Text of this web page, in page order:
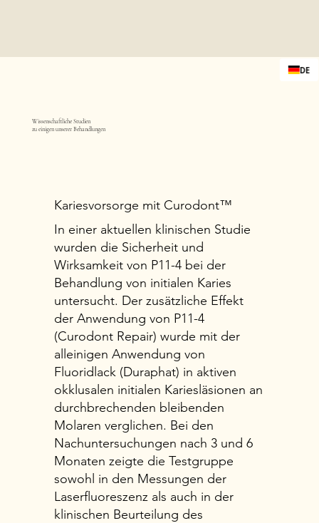
Wissenschaftliche Studien
zu einigen unserer Behandlungen
Kariesvorsorge mit Curodont™
In einer aktuellen klinischen Studie
wurden die Sicherheit und
Wirksamkeit von P11-4 bei der
Behandlung von initialen Karies
untersucht. Der zusätzliche Effekt
der Anwendung von P11-4
(Curodont Repair) wurde mit der
alleinigen Anwendung von
Fluoridlack (Duraphat) in aktiven
okklusalen initialen Kariesläsionen an
durchbrechenden bleibenden
Molaren verglichen. Bei den
Nachuntersuchungen nach 3 und 6
Monaten zeigte die Testgruppe
sowohl in den Messungen der
Laserfluoreszenz als auch in der
klinischen Beurteilung des
DE